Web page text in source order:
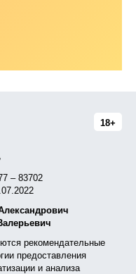
18+
– 83702
рекомендательные
предоставления
и анализа